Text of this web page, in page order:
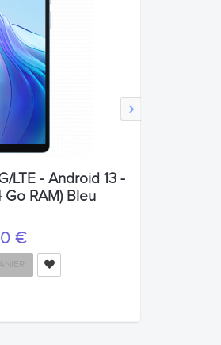
›
LTE - Android 13 -
Go RAM) Bleu
€